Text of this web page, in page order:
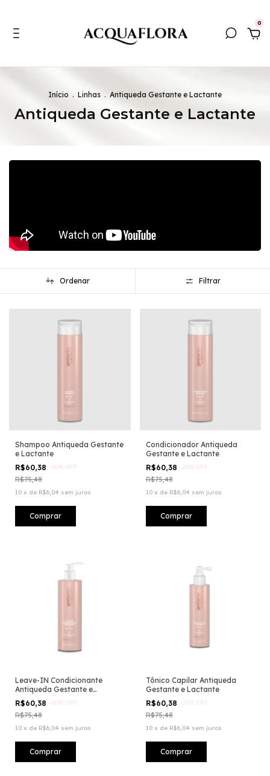
0
Início . Linhas . Antiqueda Gestante e Lactante
Antiqueda Gestante e Lactante
Ordenar Filtrar
Shampoo Antiqueda Gestante
e Lactante
R$60,38 -20% OFF
R$75,48
10 x de R$6,04 sem juros
Condicionador Antiqueda
Gestante e Lactante
R$60,38 -20% OFF
R$75,48
10 x de R$6,04 sem juros
Leave-IN Condicionante
Antiqueda Gestante e
Lactante
R$60,38 -20% OFF
R$75,48
10 x de R$6,04 sem juros
Tônico Capilar Antiqueda
Gestante e Lactante
R$60,38 -20% OFF
R$75,48
10 x de R$6,04 sem juros